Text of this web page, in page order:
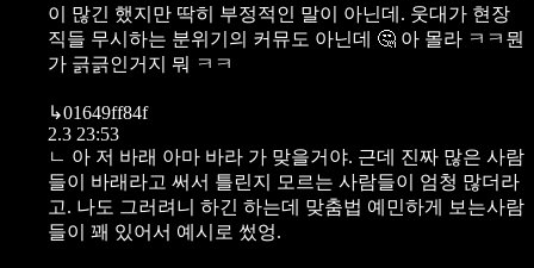
이 많긴 했지만 딱히 부정적인 말이 아닌데. 웃대가 현장
직들 무시하는 분위기의 커뮤도 아닌데 🤔 아 몰라 ㅋㅋ뭔
가 긁긁인거지 뭐 ㅋㅋ
↳01649ff84f
2.3 23:53
ㄴ 아 저 바래 아마 바라 가 맞을거야. 근데 진짜 많은 사람
들이 바래라고 써서 틀린지 모르는 사람들이 엄청 많더라
고. 나도 그러려니 하긴 하는데 맞춤법 예민하게 보는사람
들이 꽤 있어서 예시로 썼엉.